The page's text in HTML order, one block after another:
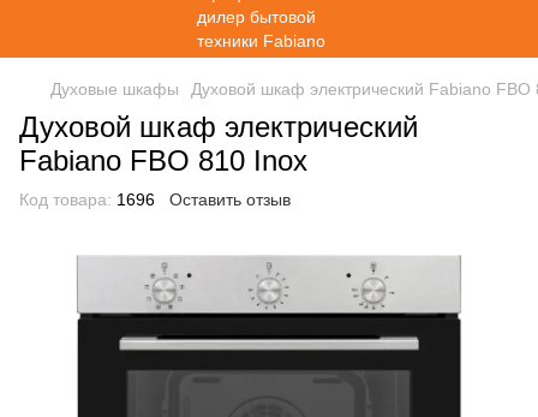
Духовые шкафы Духовой шкаф электрический Fabiano FBO
Духовой шкаф электрический
Fabiano FBO 810 Inox
Код товара: 1696 Оставить отзыв